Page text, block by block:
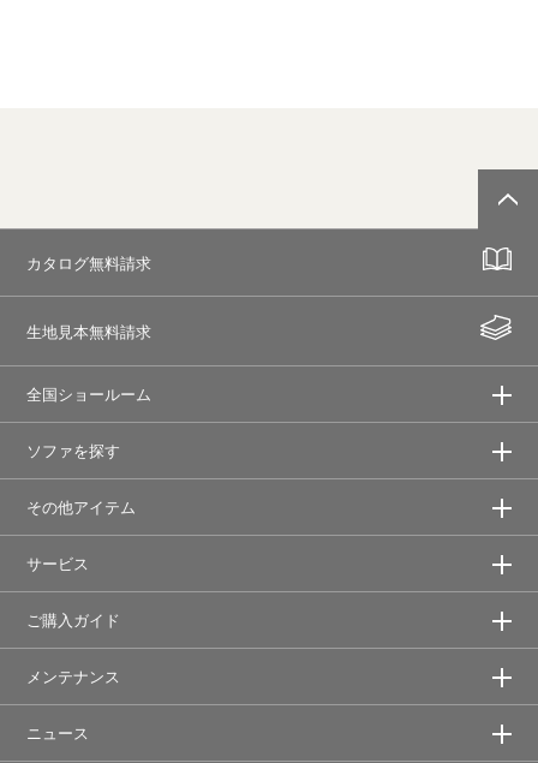
カタログ無料請求
生地見本無料請求
全国ショールーム
ソファを探す
その他アイテム
サービス
ご購入ガイド
メンテナンス
ニュース